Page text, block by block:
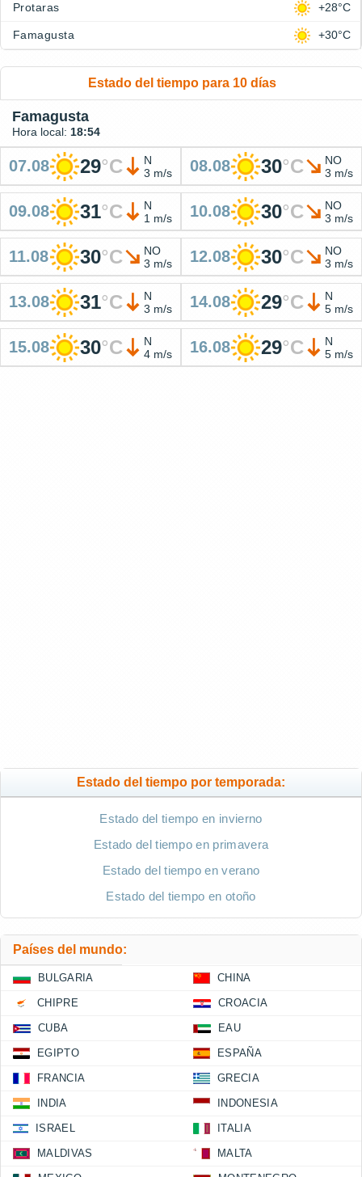
Protaras +28°C
Famagusta +30°C
Estado del tiempo para 10 días
Famagusta
Hora local: 18:54
07.08 29°C
N
3 m/s
08.08 30°C
NO
3 m/s
09.08 31°C
N
1 m/s
10.08 30°C
NO
3 m/s
11.08 30°C
NO
3 m/s
12.08 30°C
NO
3 m/s
13.08 31°C
N
3 m/s
14.08 29°C
N
5 m/s
15.08 30°C
N
4 m/s
16.08 29°C
N
5 m/s
Estado del tiempo por temporada:
Estado del tiempo en invierno
Estado del tiempo en primavera
Estado del tiempo en verano
Estado del tiempo en otoño
Países del mundo:
BULGARIA CHINA
CHIPRE CROACIA
CUBA EAU
EGIPTO ESPAÑA
FRANCIA GRECIA
INDIA INDONESIA
ISRAEL ITALIA
MALDIVAS MALTA